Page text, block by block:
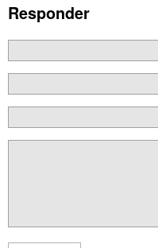
Responder